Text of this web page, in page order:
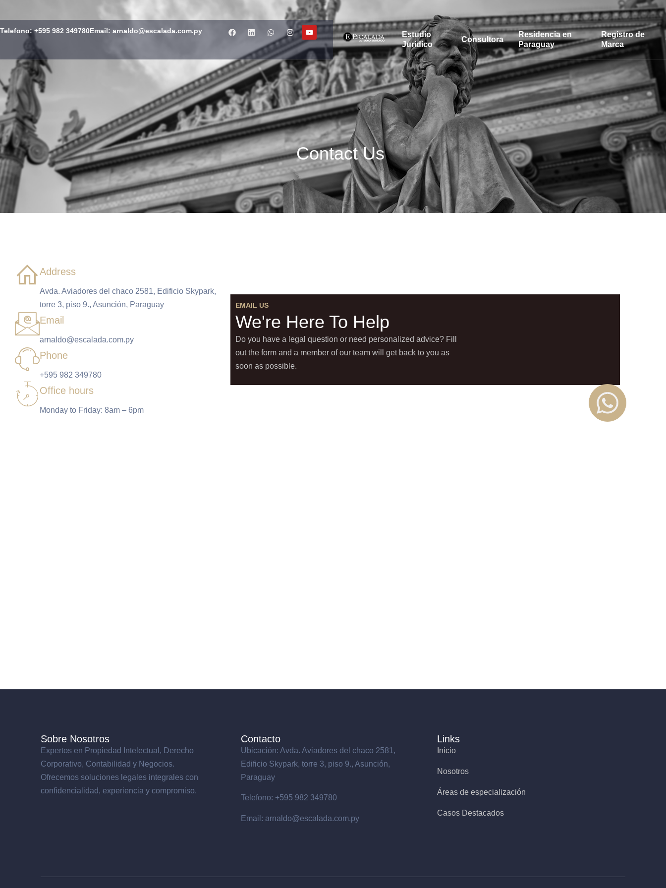
Contact Us
Telefono: +595 982 349780Email: arnaldo@escalada.com.py
Estudio
Jurídico
Consultora
Residencia en
Paraguay
Registro de
Marca
Address
Avda. Aviadores del chaco 2581, Edificio Skypark,
torre 3, piso 9., Asunción, Paraguay
Email
arnaldo@escalada.com.py
Phone
+595 982 349780
Office hours
Monday to Friday: 8am – 6pm
EMAIL US
We're Here To Help
Do you have a legal question or need personalized advice? Fill
out the form and a member of our team will get back to you as
soon as possible.
Sobre Nosotros
Expertos en Propiedad Intelectual, Derecho
Corporativo, Contabilidad y Negocios.
Ofrecemos soluciones legales integrales con
confidencialidad, experiencia y compromiso.
Contacto
Ubicación: Avda. Aviadores del chaco 2581,
Edificio Skypark, torre 3, piso 9., Asunción,
Paraguay
Telefono: +595 982 349780
Email: arnaldo@escalada.com.py
Links
Inicio
Nosotros
Áreas de especialización
Casos Destacados